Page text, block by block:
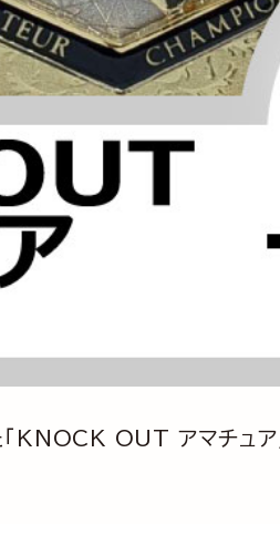
OUT アマチュア